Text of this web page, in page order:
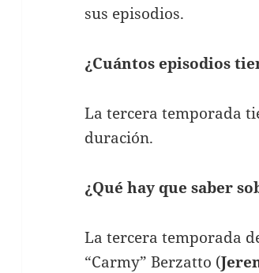
sus episodios.
¿Cuántos episodios
La tercera temporada
duración.
¿Qué hay que saber
La tercera temporada
“Carmy” Berzatto (